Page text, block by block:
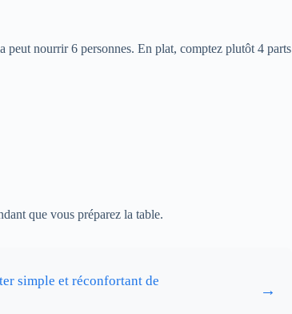
peut nourrir 6 personnes. En plat, comptez plutôt 4 parts
que vous préparez la table.
simple et réconfortant de
→